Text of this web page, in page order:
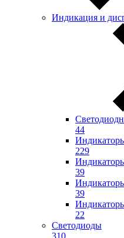
Индикация и
44
229
39
39
22
Светодиоды
310